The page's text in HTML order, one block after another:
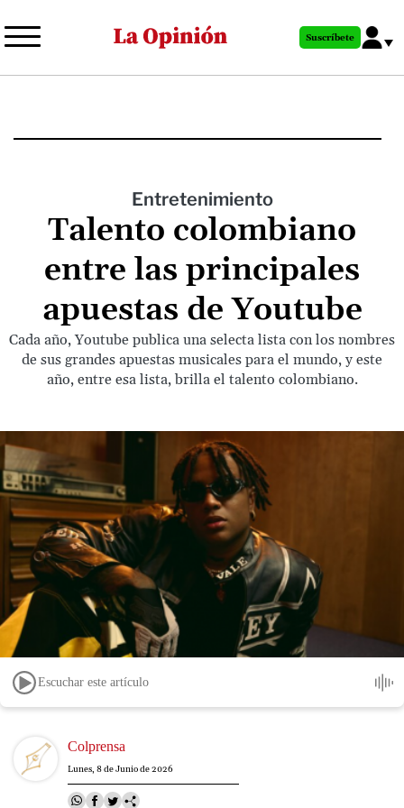
al
principal
Suscríbete
Entretenimiento
Talento colombiano
entre las principales
apuestas de Youtube
Cada año, Youtube publica una selecta lista con los nombres
de sus grandes apuestas musicales para el mundo, y este
año, entre esa lista, brilla el talento colombiano.
Escuchar este artículo
Image Colprensa
Lunes, 8 de Junio de 2026